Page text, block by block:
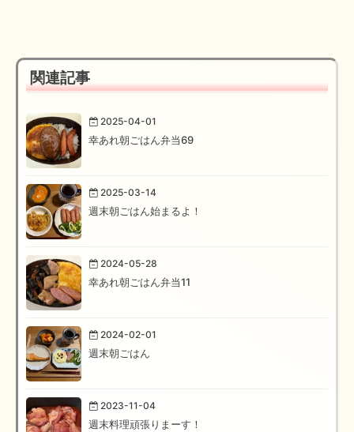
関連記事
2025-04-01
幸あれ朝ごはん弁当69
2025-03-14
週末朝ごはん始まるよ！
2024-05-28
幸あれ朝ごはん弁当11
2024-02-01
週末朝ごはん
2023-11-04
週末料理頑張りまーす！